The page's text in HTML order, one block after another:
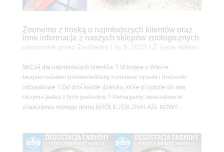
Zoonemo z troską o najmłodszych klientów oraz
inne informacje z naszych sklepów zoologicznych
utworzone przez ZooNemo lis 9, 2019 Z życia sklepu
56Coś dla najmłodszych klientów ? W trosce o Wasze
bezpieczeństwo postanowiliśmy rozdawać opaski i breloczki
odblaskowe ? Od dziś każde dziecko, które przyjdzie do nas
otrzyma jeden z tych gadżetów ? Pomagamy zwierzętom w
znalezieniu nowego domu KRÓLICZEK ZNALAZŁ NOWY...